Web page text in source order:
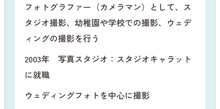
フォトグラファー（カメラマン）として、ス
タジオ撮影、幼稚園や学校での撮影、ウェデ
ィングの撮影を行う
2003年 写真スタジオ：スタジオキャラット
に就職
ウェディングフォトを中心に撮影